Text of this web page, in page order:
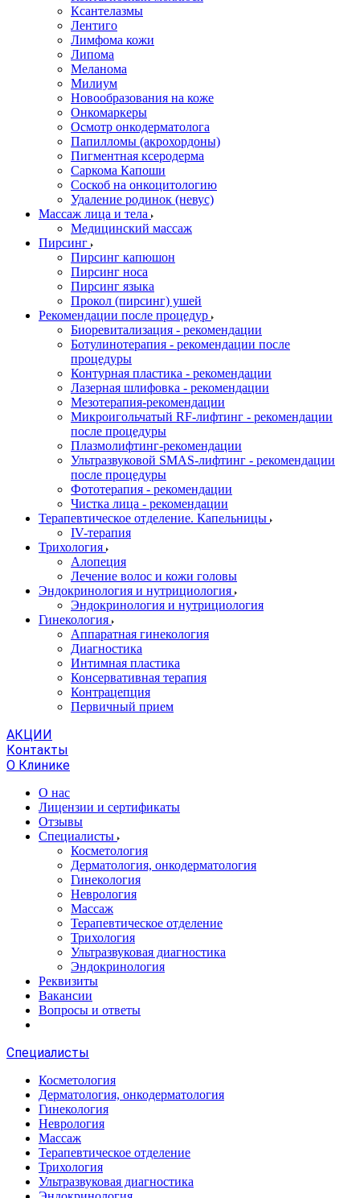
Ксантелазмы
Лентиго
Лимфома кожи
Липома
Меланома
Милиум
Новообразования на коже
Онкомаркеры
Осмотр онкодерматолога
Папилломы (акрохордоны)
Пигментная ксеродерма
Саркома Капоши
Соскоб на онкоцитологию
Удаление родинок (невус)
Массаж лица и тела
Медицинский массаж
Пирсинг
Пирсинг капюшон
Пирсинг носа
Пирсинг языка
Прокол (пирсинг) ушей
Рекомендации после процедур
Биоревитализация - рекомендации
Ботулинотерапия - рекомендации после
процедуры
Контурная пластика - рекомендации
Лазерная шлифовка - рекомендации
Мезотерапия-рекомендации
Микроигольчатый RF-лифтинг - рекомендации
после процедуры
Плазмолифтинг-рекомендации
Ультразвуковой SMAS-лифтинг - рекомендации
после процедуры
Фототерапия - рекомендации
Чистка лица - рекомендации
Терапевтическое отделение. Капельницы
IV-терапия
Трихология
Алопеция
Лечение волос и кожи головы
Эндокринология и нутрициология
Эндокринология и нутрициология
Гинекология
Аппаратная гинекология
Диагностика
Интимная пластика
Консервативная терапия
Контрацепция
Первичный прием
АКЦИИ
Контакты
О Клинике
О нас
Лицензии и сертификаты
Отзывы
Специалисты
Косметология
Дерматология, онкодерматология
Гинекология
Неврология
Массаж
Терапевтическое отделение
Трихология
Ультразвуковая диагностика
Эндокринология
Реквизиты
Вакансии
Вопросы и ответы
Специалисты
Косметология
Дерматология, онкодерматология
Гинекология
Неврология
Массаж
Терапевтическое отделение
Трихология
Ультразвуковая диагностика